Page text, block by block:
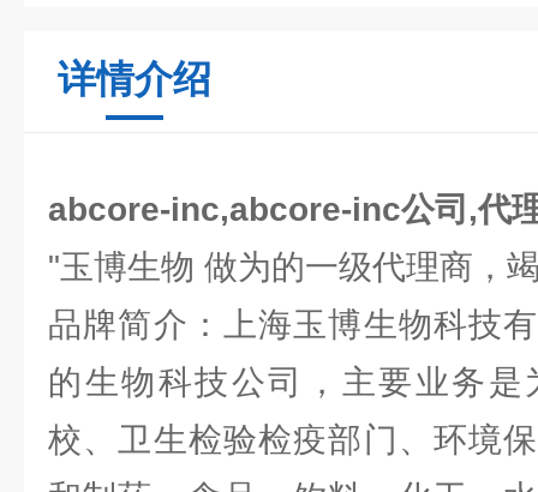
详情介绍
abcore-inc,abcore-inc公司,代
"玉博生物 做为的一级代理商，
品牌简介：上海玉博生物科技
的生物科技公司，主要业务
校、卫生检验检疫部门、环境